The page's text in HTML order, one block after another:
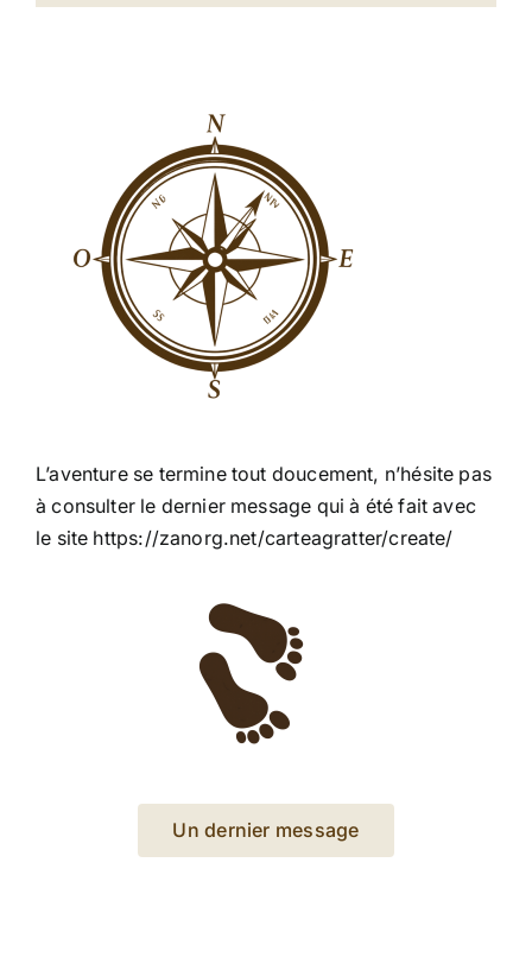
L’aventure se termine tout doucement, n’hésite pas
à consulter le dernier message qui à été fait avec
le site https://zanorg.net/carteagratter/create/
Un dernier message